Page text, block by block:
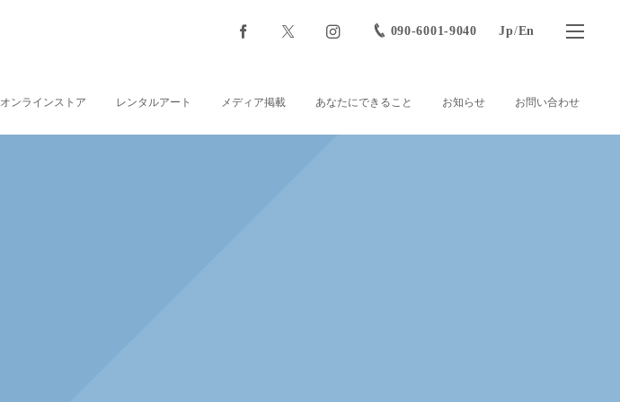
090-6001-9040 Jp/En
オンラインストア レンタルアート メディア掲載 あなたにできること お知らせ お問い合わせ